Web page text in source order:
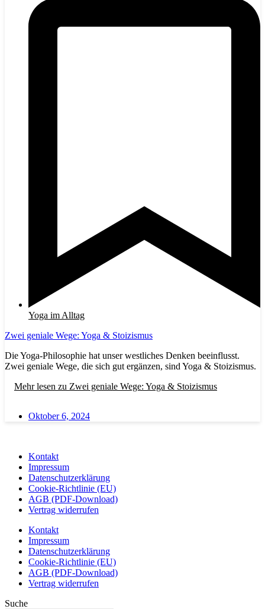
Yoga im Alltag
Zwei geniale Wege: Yoga & Stoizismus
Die Yoga-Philosophie hat unser westliches Denken beeinflusst.
Zwei geniale Wege, die sich gut ergänzen, sind Yoga & Stoizismus.
Mehr lesen zu Zwei geniale Wege: Yoga & Stoizismus
Oktober 6, 2024
Kontakt
Impressum
Datenschutzerklärung
Cookie-Richtlinie (EU)
AGB (PDF-Download)
Vertrag widerrufen
Kontakt
Impressum
Datenschutzerklärung
Cookie-Richtlinie (EU)
AGB (PDF-Download)
Vertrag widerrufen
Suche